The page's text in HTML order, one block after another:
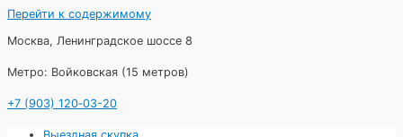
Перейти к содержимому
Москва, Ленинградское шоссе 8
Метро: Войковская (15 метров)
+7 (903) 120‑03-20